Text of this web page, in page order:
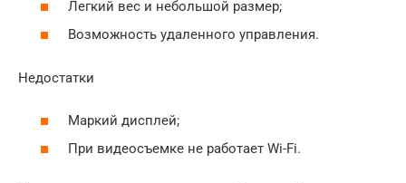
Легкий вес и небольшой размер;
Возможность удаленного управления.
Недостатки
Маркий дисплей;
При видеосъемке не работает Wi-Fi.